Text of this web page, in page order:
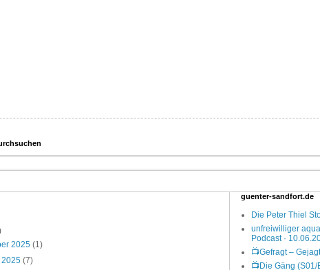
2025(1)
2025(7)
guenter-sandfort.de
Die Peter Thiel
unfreiwilliger
Podcast ·
📺Gefragt – Gejagt
📺Die Gäng (S01/